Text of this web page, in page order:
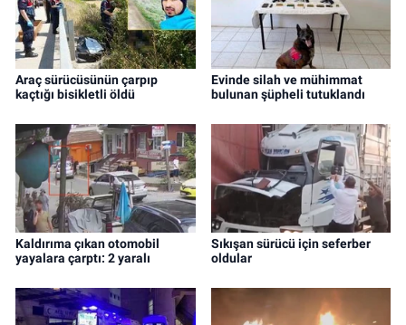
Araç sürücüsünün çarpıp
kaçtığı bisikletli öldü
Evinde silah ve mühimmat
bulunan şüpheli tutuklandı
Kaldırıma çıkan otomobil
yayalara çarptı: 2 yaralı
Sıkışan sürücü için seferber
oldular